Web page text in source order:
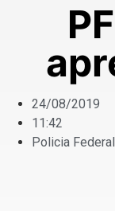
24/08/2019
11:42
Policia Federal